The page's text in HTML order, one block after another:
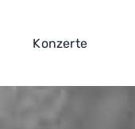
Konzerte